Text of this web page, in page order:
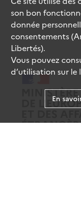
son bon
donnée
consentements
Libertés).
Vous pouvez
d’utilisation sur le
En